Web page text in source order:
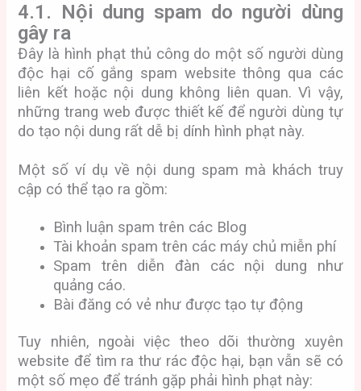
4.1. Nội dung spam do người dùng
gây ra
Đây là hình phạt thủ công do một số người dùng
độc hại cố gắng spam website thông qua các
liên kết hoặc nội dung không liên quan. Vì vậy,
những trang web được thiết kế để người dùng tự
do tạo nội dung rất dễ bị dính hình phạt này.
Một số ví dụ về nội dung spam mà khách truy
cập có thể tạo ra gồm:
Bình luận spam trên các Blog
Tài khoản spam trên các máy chủ miễn phí
Spam trên diễn đàn các nội dung như
quảng cáo.
Bài đăng có vẻ như được tạo tự động
Tuy nhiên, ngoài việc theo dõi thường xuyên
website để tìm ra thư rác độc hại, bạn vẫn sẽ có
một số mẹo để tránh gặp phải hình phạt này: